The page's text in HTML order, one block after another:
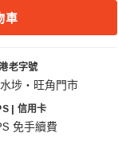
的數量
SUNHOOD 的
車
老字號
埗・旺角門市
| 信用卡
免手續費